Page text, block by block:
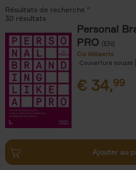
Résultats de recherche ''
30 résultats
Personal
PRO (EN)
Clo Willaerts
Couverture souple
€ 34,99
Ajouter au